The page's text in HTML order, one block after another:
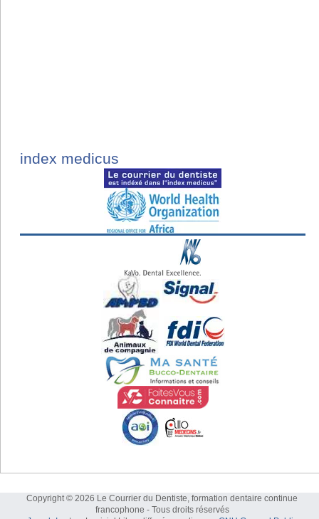
index medicus
Copyright © 2026 Le Courrier du Dentiste, formation dentaire continue
francophone - Tous droits réservés